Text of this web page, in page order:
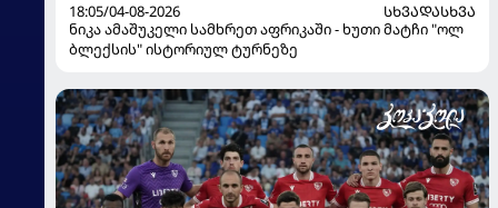
18:05/04-08-2026
ᲡᲮᲕᲐᲓᲐᲡᲮᲕᲐ
ნიკა ამაშუკელი სამხრეთ აფრიკაში - ხუთი მატჩი "ოლ
ბლექსის" ისტორიულ ტურნეზე